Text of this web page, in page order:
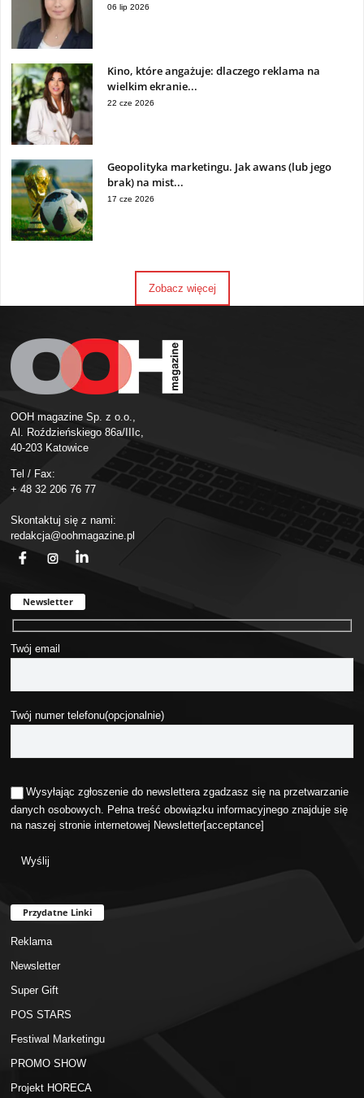
06 lip 2026
Kino, które angażuje: dlaczego reklama na
wielkim ekranie...
22 cze 2026
Geopolityka marketingu. Jak awans (lub jego
brak) na mist...
17 cze 2026
Zobacz więcej
OOH magazine Sp. z o.o.,
Al. Roździeńskiego 86a/IIIc,
40-203 Katowice
Tel / Fax:
+ 48 32 206 76 77
Skontaktuj się z nami:
redakcja@oohmagazine.pl
Newsletter
Twój email
Twój numer telefonu(opcjonalnie)
Wysyłając zgłoszenie do newslettera zgadzasz się na przetwarzanie
danych osobowych. Pełna treść obowiązku informacyjnego znajduje się
na naszej stronie internetowej Newsletter[acceptance]
Przydatne Linki
Reklama
Newsletter
Super Gift
POS STARS
Festiwal Marketingu
PROMO SHOW
Projekt HORECA